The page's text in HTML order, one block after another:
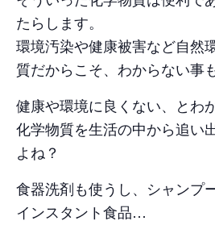
たらします。
環境汚染や健康被害など自然
質だからこそ、わからない事
健康や環境に良くない、とわ
化学物質を生活の中から追い
よね？
食器洗剤も使うし、シャンプ
インスタント食品…